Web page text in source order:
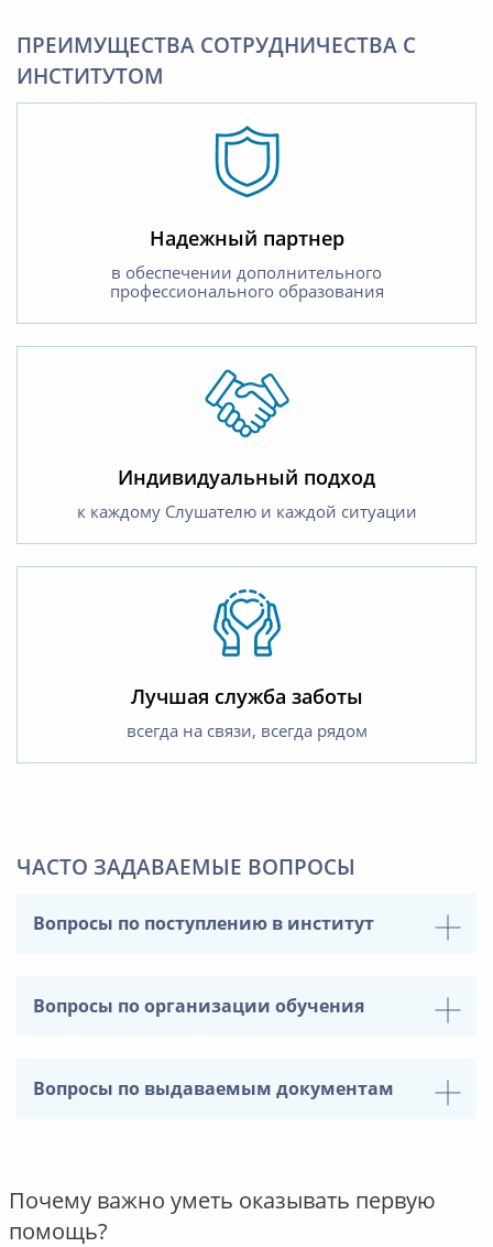
ПРЕИМУЩЕСТВА СОТРУДНИЧЕСТВА С
ИНСТИТУТОМ
Надежный партнер
в обеспечении дополнительного
профессионального образования
Индивидуальный подход
к каждому Слушателю и каждой ситуации
Лучшая служба заботы
всегда на связи, всегда рядом
ЧАСТО ЗАДАВАЕМЫЕ ВОПРОСЫ
Вопросы по поступлению в институт
Вопросы по организации обучения
Вопросы по выдаваемым документам
Почему важно уметь оказывать первую
помощь?